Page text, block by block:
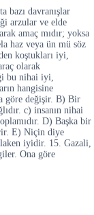
bazı davranışlar
arzular ve elde
amaç mıdır; yoksa
haz veya ün mü söz
koştukları iyi,
olarak
bu nihai iyi,
hangisine
göre değişir. B) Bir
c) insanın nihai
D) Başka bir
E) Niçin diye
iyidir. 15. Gazali,
Ona göre